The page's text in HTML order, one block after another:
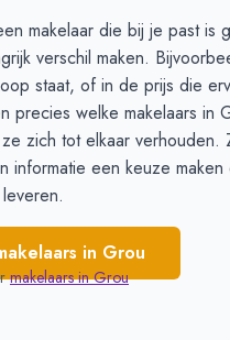
makelaar die bij je past is
verschil maken.
staat, of in de prijs die
precies welke makelaars in
zich tot elkaar verhouden.
informatie een keuze maken
in Grou
makelaars inGrou